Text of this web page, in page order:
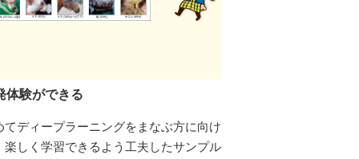
体験ができる
てディープラーニングをまなぶ方に向け
楽しく学習できるよう工夫したサンプル